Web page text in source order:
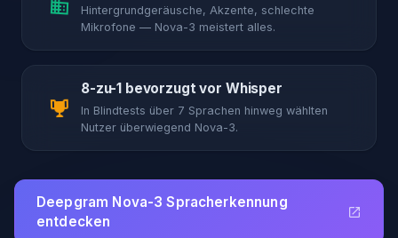
Hintergrundgeräusche, Akzente, schlechte
Mikrofone — Nova-3 meistert alles.
8-zu-1 bevorzugt vor Whisper
In Blindtests über 7 Sprachen hinweg wählten
Nutzer überwiegend Nova-3.
Deepgram Nova-3 Spracherkennung
entdecken